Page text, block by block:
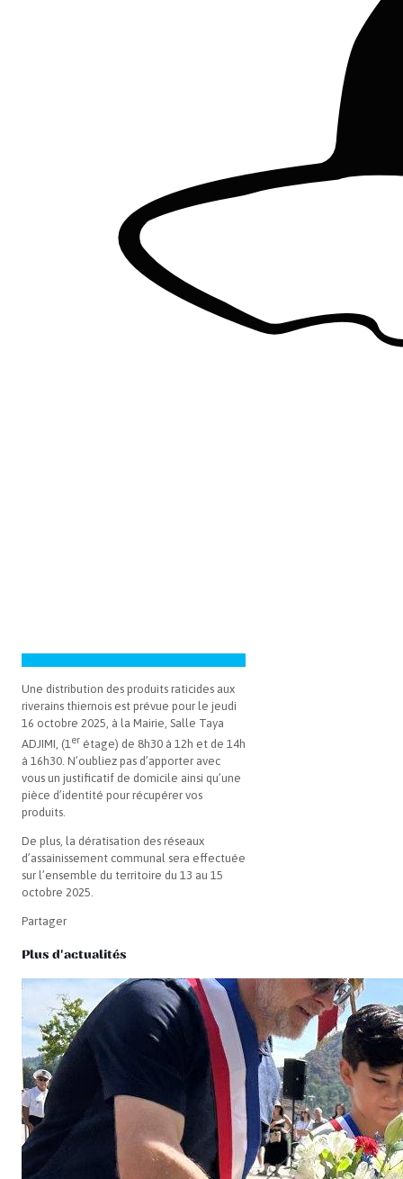
Une distribution des produits raticides aux
riverains thiernois est prévue pour le jeudi
16 octobre 2025, à la Mairie, Salle Taya
ADJIMI, (1er étage) de 8h30 à 12h et de 14h
à 16h30. N’oubliez pas d’apporter avec
vous un justificatif de domicile ainsi qu’une
pièce d’identité pour récupérer vos
produits.
De plus, la dératisation des réseaux
d’assainissement communal sera effectuée
sur l’ensemble du territoire du 13 au 15
octobre 2025.
Partager
Plus d'actualités